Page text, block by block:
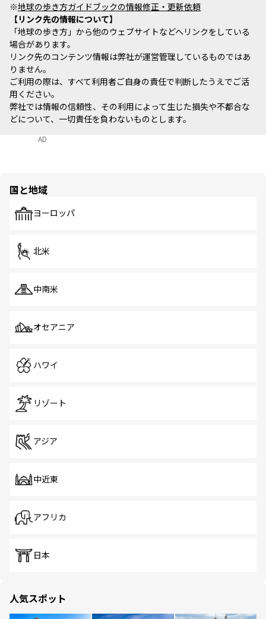
※地球の歩き方ガイドブックの情報修正・更新依頼
リンク先の情報について
「地球の歩き方」から他のウェブサイトなどへリンクをしている
場合があります。
リンク先のコンテンツ情報は弊社が運営管理しているものではあ
りません。
ご利用の際は、すべて利用者ご自身の責任で判断したうえでご活
用ください。
弊社では情報の信頼性、その利用によって生じた損失や不都合な
どについて、一切責任を負わないものとします。
AD
国と地域
ヨーロッパ
北米
中南米
オセアニア
ハワイ
リゾート
アジア
中近東
アフリカ
日本
人気スポット